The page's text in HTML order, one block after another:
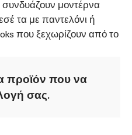
συνδυάζουν μοντέρνα
τα με παντελόνι ή
που ξεχωρίζουν από το
προϊόν που να
σας.